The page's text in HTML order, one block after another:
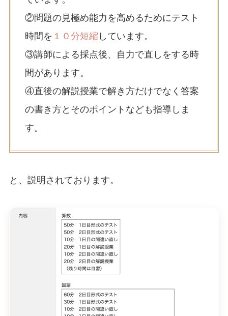
②問題の見極め能力を高めるためにテスト
時間を １０分短縮 しています。
③講師による採点後、自力で直しをする時
間があります。
④直後の解説授業で解き方だけでなく答案
の書き方とそのポイントなども指導しま
す。
と、説明されております。